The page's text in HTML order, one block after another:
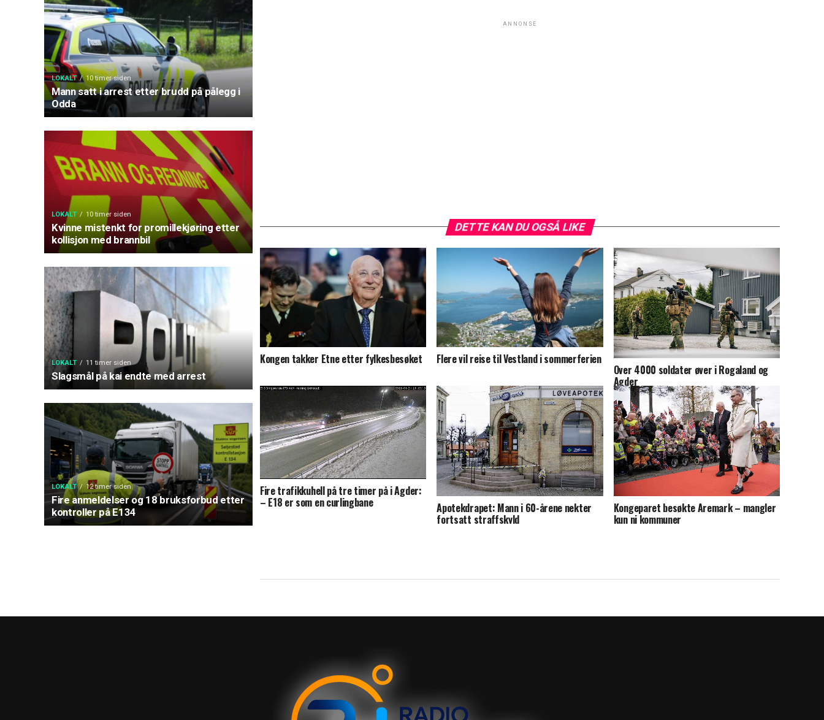
LOKALT 10 timer siden
Mann satt i arrest etter brudd på pålegg i
Odda
LOKALT 10 timer siden
Kvinne mistenkt for promillekjøring etter
kollisjon med brannbil
LOKALT 11 timer siden
Slagsmål på kai endte med arrest
LOKALT 12 timer siden
Fire anmeldelser og 18 bruksforbud etter
kontroller på E134
ANNONSE
DETTE KAN DU OGSÅ LIKE
Kongen takker Etne etter fylkesbesøket Flere vil reise til Vestland i sommerferien
Over 4000 soldater øver i Rogaland og
Agder
Fire trafikkuhell på tre timer på i Agder:
– E18 er som en curlingbane Apotekdrapet: Mann i 60-årene nekter
fortsatt straffskyld
Kongeparet besøkte Aremark – mangler
kun ni kommuner